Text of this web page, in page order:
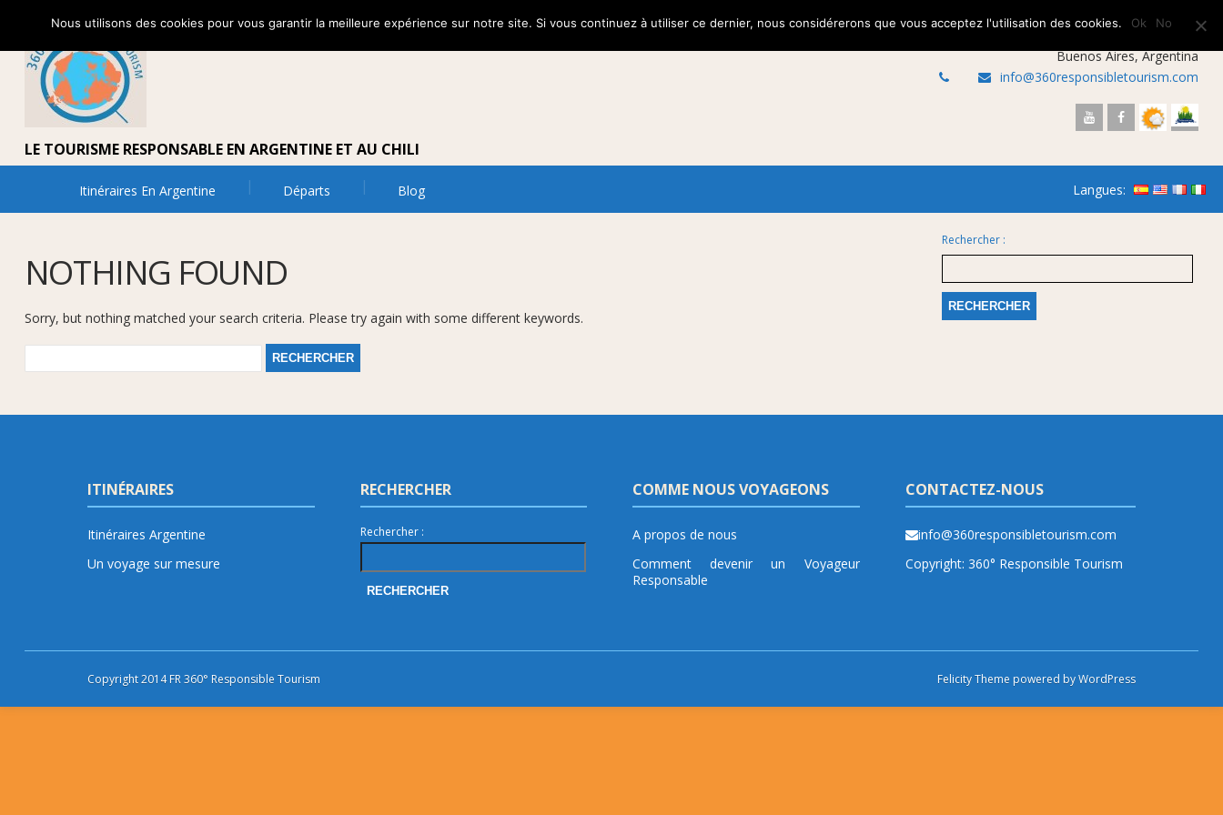
LE TOURISME RESPONSABLE EN ARGENTINE ET AU CHILI
Buenos Aires, Argentina
info@360responsibletourism.com
Langues:
Itinéraires En Argentine Départs Blog
NOTHING FOUND
Sorry, but nothing matched your search criteria. Please try again with some different keywords.
Rechercher :
ITINÉRAIRES
Itinéraires Argentine
Un voyage sur mesure
RECHERCHER
Rechercher :
COMME NOUS VOYAGEONS
A propos de nous
Comment devenir un Voyageur
Responsable
CONTACTEZ-NOUS
info@360responsibletourism.com
Copyright: 360° Responsible Tourism
Copyright 2014 FR 360° Responsible Tourism Felicity Theme powered byWordPress
Nous utilisons des cookies pour vous garantir la meilleure expérience sur notre site. Si vous continuez à utiliser ce dernier, nous considérerons que vous acceptez l'utilisation des cookies. Ok No